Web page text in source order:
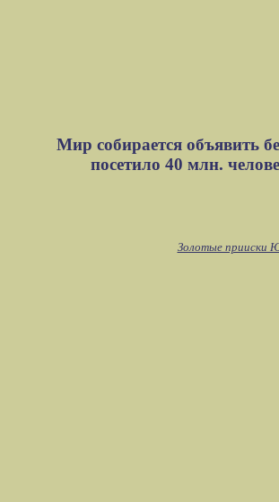
Мир собирается объявить
посетило 40 млн.
Золотые прииски